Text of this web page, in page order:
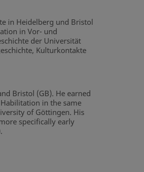
in Heidelberg und Bristol
in Vor- und
der Universität
Kulturkontakte
Bristol (GB). He earned
in the same
of Göttingen. His
specifically early